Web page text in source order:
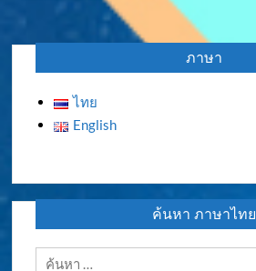
เรื่อง
ภาษา
ไทย
English
ค้นหา ภาษาไทย